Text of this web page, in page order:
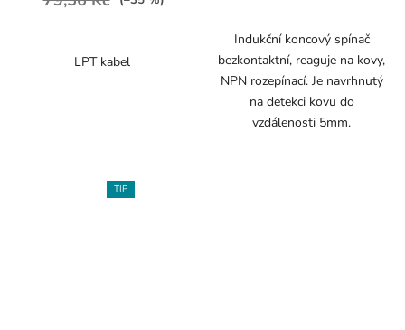
LPT kabel
Indukční koncový spínač
bezkontaktní, reaguje na kovy,
NPN rozepínací. Je navrhnutý
na detekci kovu do
vzdálenosti 5mm.
TIP